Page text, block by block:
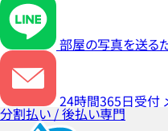
部屋の写真を送る
24時間365日受付
分割払い / 後払い専門